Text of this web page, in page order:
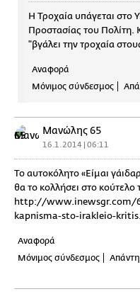
Η Τροχαία υπάγεται στο
Προστασίας του Πολίτη.
"βγάλει την τροχαία
Αναφορά
Μόνιμος σύνδεσμος
Μανώλης 65
16.1.2014 | 06:11
Το αυτοκόλητο «Είμαι
θα το κολλήσει στο
http://www.inewsgr.com/
kapnisma-sto-irakleio-
Αναφορά
Μόνιμος σύνδεσμος